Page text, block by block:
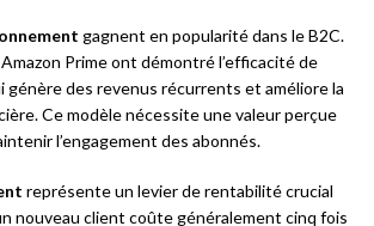
gagnent en popularité dans le B2C.
Prime ont démontré l’efficacité de
des revenus récurrents et améliore la
Ce modèle nécessite une valeur perçue
l’engagement des abonnés.
représente un levier de rentabilité crucial
nouveau client coûte généralement cinq fois